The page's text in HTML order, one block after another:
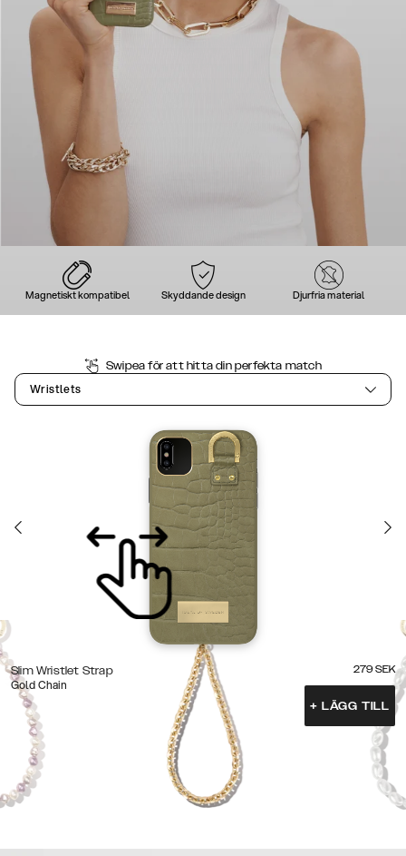
Magnetiskt kompatibel Skyddande design Djurfria material
Swipea för att hitta din perfekta match
Wristlets
Slim Wristlet Strap
Gold Chain
279 SEK
+ LÄGG TILL